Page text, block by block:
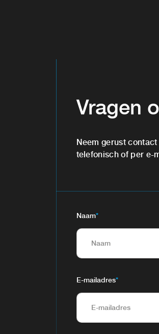
Vragen
Neem gerust
telefonisch of per e-
Naam*
E-mailadres*